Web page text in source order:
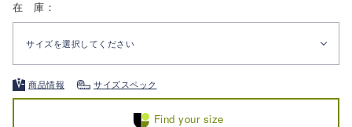
在 庫：
サイズを選択してください
商品情報 サイズスペック
Find your size